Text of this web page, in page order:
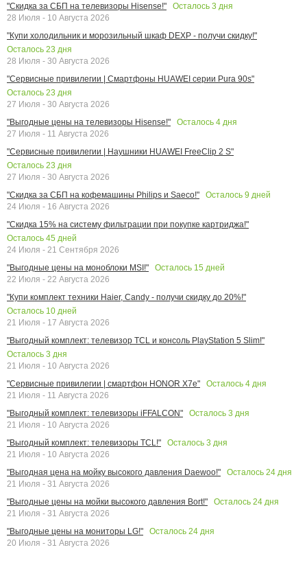
"Скидка за СБП на телевизоры Hisense!"
Осталось 3 дня
28 Июля - 10 Августа 2026
"Купи холодильник и морозильный шкаф DEXP - получи скидку!"
Осталось 23 дня
28 Июля - 30 Августа 2026
"Сервисные привилегии | Смартфоны HUAWEI серии Pura 90s"
Осталось 23 дня
27 Июля - 30 Августа 2026
"Выгодные цены на телевизоры Hisense!"
Осталось 4 дня
27 Июля - 11 Августа 2026
"Сервисные привилегии | Наушники HUAWEI FreeClip 2 S"
Осталось 23 дня
27 Июля - 30 Августа 2026
"Скидка за СБП на кофемашины Philips и Saeco!"
Осталось 9 дней
24 Июля - 16 Августа 2026
"Скидка 15% на систему фильтрации при покупке картриджа!"
Осталось 45 дней
24 Июля - 21 Сентября 2026
"Выгодные цены на моноблоки MSI!"
Осталось 15 дней
22 Июля - 22 Августа 2026
"Купи комплект техники Haier, Candy - получи скидку до 20%!"
Осталось 10 дней
21 Июля - 17 Августа 2026
"Выгодный комплект: телевизор TCL и консоль PlayStation 5 Slim!"
Осталось 3 дня
21 Июля - 10 Августа 2026
"Сервисные привилегии | смартфон HONOR X7e"
Осталось 4 дня
21 Июля - 11 Августа 2026
"Выгодный комплект: телевизоры iFFALCON"
Осталось 3 дня
21 Июля - 10 Августа 2026
"Выгодный комплект: телевизоры TCL!"
Осталось 3 дня
21 Июля - 10 Августа 2026
"Выгодная цена на мойку высокого давления Daewoo!"
Осталось 24 дня
21 Июля - 31 Августа 2026
"Выгодные цены на мойки высокого давления Bort!"
Осталось 24 дня
21 Июля - 31 Августа 2026
"Выгодные цены на мониторы LG!"
Осталось 24 дня
20 Июля - 31 Августа 2026